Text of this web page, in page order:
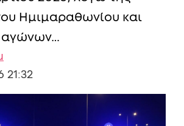
– Όλοι οι
ρυθμίσεις
στο κέντρο της Αθήνα την
2026, λόγω της
Ημιμαραθωνίου και